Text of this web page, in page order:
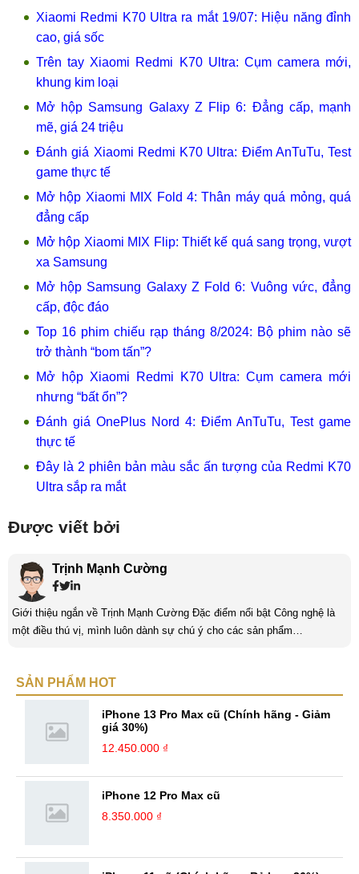
Xiaomi Redmi K70 Ultra ra mắt 19/07: Hiệu năng đỉnh
cao, giá sốc
Trên tay Xiaomi Redmi K70 Ultra: Cụm camera mới,
khung kim loại
Mở hộp Samsung Galaxy Z Flip 6: Đẳng cấp, mạnh
mẽ, giá 24 triệu
Đánh giá Xiaomi Redmi K70 Ultra: Điểm AnTuTu, Test
game thực tế
Mở hộp Xiaomi MIX Fold 4: Thân máy quá mỏng, quá
đẳng cấp
Mở hộp Xiaomi MIX Flip: Thiết kế quá sang trọng, vượt
xa Samsung
Mở hộp Samsung Galaxy Z Fold 6: Vuông vức, đẳng
cấp, độc đáo
Top 16 phim chiếu rạp tháng 8/2024: Bộ phim nào sẽ
trở thành “bom tấn”?
Mở hộp Xiaomi Redmi K70 Ultra: Cụm camera mới
nhưng “bất ổn”?
Đánh giá OnePlus Nord 4: Điểm AnTuTu, Test game
thực tế
Đây là 2 phiên bản màu sắc ấn tượng của Redmi K70
Ultra sắp ra mắt
Được viết bởi
Trịnh Mạnh Cường
Giới thiệu ngắn về Trịnh Mạnh Cường Đặc điểm nổi bật Công nghệ là
một điều thú vị, mình luôn dành sự chú ý cho các sản phẩm
hiểu biết mới mẻ và thú vị. Tinh thần tự giác và sự chuyên nghiệp là
SẢN PHẨM HOT
iPhone 13 Pro Max cũ (Chính hãng - Giảm
giá 30%)
12.450.000 ₫
iPhone 12 Pro Max cũ
8.350.000 ₫